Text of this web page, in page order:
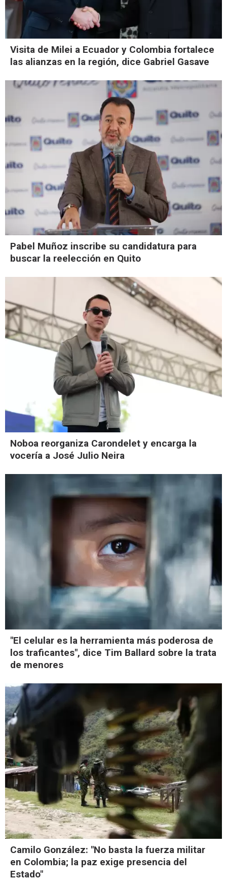
Visita de Milei a Ecuador y Colombia fortalece
las alianzas en la región, dice Gabriel Gasave
Pabel Muñoz inscribe su candidatura para
buscar la reelección en Quito
Noboa reorganiza Carondelet y encarga la
vocería a José Julio Neira
"El celular es la herramienta más poderosa de
los traficantes", dice Tim Ballard sobre la trata
de menores
Camilo González: "No basta la fuerza militar
en Colombia; la paz exige presencia del
Estado"